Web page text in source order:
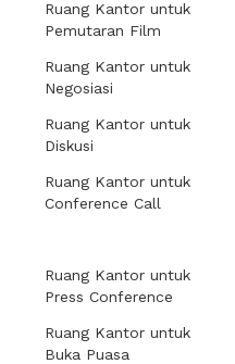
Ruang Kantor untuk
Pemutaran Film
Ruang Kantor untuk
Negosiasi
Ruang Kantor untuk
Diskusi
Ruang Kantor untuk
Conference Call
Ruang Kantor untuk
Press Conference
Ruang Kantor untuk
Buka Puasa